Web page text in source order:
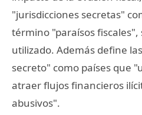
"jurisdicciones secretas"
término "paraísos
utilizado. Además define
secreto" como países que
atraer flujos financieros
abusivos".